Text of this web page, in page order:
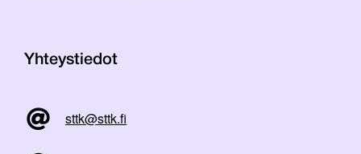
Yhteystiedot
sttk@sttk.fi